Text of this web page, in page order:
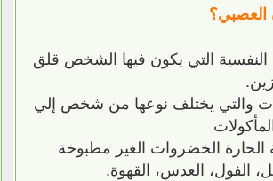
العصبي؟
التي يكون فيها الشخص قلق
والتي يختلف نوعها من شخص إلي
الحارة الخضروات الغير مطبوخة
الفول، العدس، القهوة.